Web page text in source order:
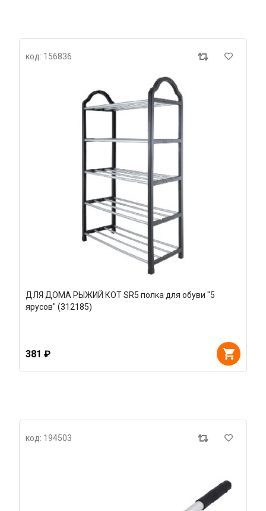
код: 156836
ДЛЯ ДОМА РЫЖИЙ КОТ SR5 полка для обуви "5
ярусов" (312185)
381 ₽
код: 194503